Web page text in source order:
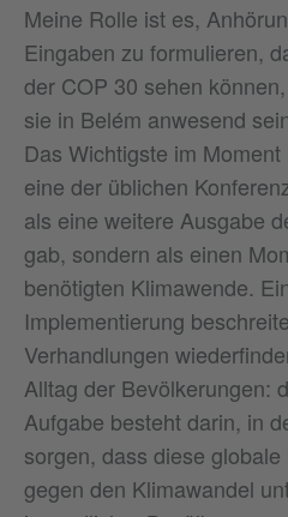
Meine Rolle ist es,
Eingaben zu formulieren,
der COP 30 sehen
sie in Belém anwesend
Das Wichtigste im
eine der üblichen
als eine weitere Ausgabe
gab, sondern als einen
benötigten Klimawende.
Implementierung
Verhandlungen
Alltag der Bevölkerungen:
Aufgabe besteht darin, in
sorgen, dass diese
gegen den Klimawandel